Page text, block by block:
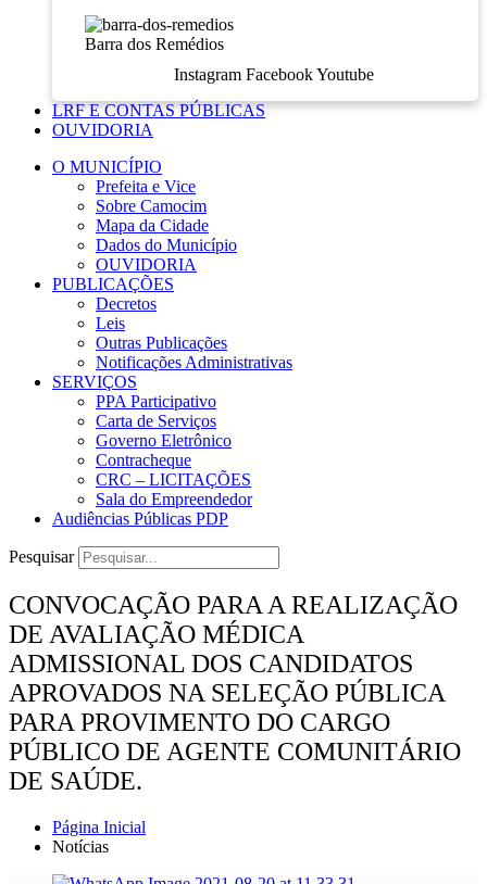
Barra dos Remédios
Instagram Facebook Youtube
LRF E CONTAS PÚBLICAS
OUVIDORIA
O MUNICÍPIO
Prefeita e Vice
Sobre Camocim
Mapa da Cidade
Dados do Município
OUVIDORIA
PUBLICAÇÕES
Decretos
Leis
Outras Publicações
Notificações Administrativas
SERVIÇOS
PPA Participativo
Carta de Serviços
Governo Eletrônico
Contracheque
CRC – LICITAÇÕES
Sala do Empreendedor
Audiências Públicas PDP
Pesquisar
CONVOCAÇÃO PARA A REALIZAÇÃO
DE AVALIAÇÃO MÉDICA
ADMISSIONAL DOS CANDIDATOS
APROVADOS NA SELEÇÃO PÚBLICA
PARA PROVIMENTO DO CARGO
PÚBLICO DE AGENTE COMUNITÁRIO
DE SAÚDE.
Página Inicial
Notícias